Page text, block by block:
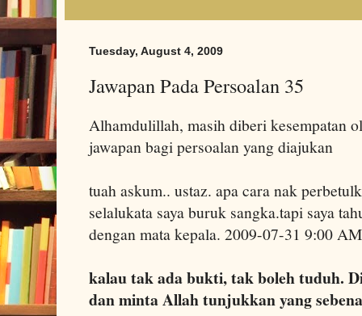
Tuesday, August 4, 2009
Jawapan Pada Persoalan 35
Alhamdulillah, masih diberi kesempatan
jawapan bagi persoalan yang diajukan
tuah askum.. ustaz. apa cara nak
selalukata saya buruk sangka.tapi saya
dengan mata kepala. 2009-07-31 9:00 AM
kalau tak ada bukti, tak boleh tuduh.
dan minta Allah tunjukkan yang